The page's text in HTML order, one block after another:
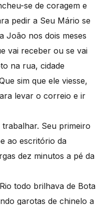
se de coragem e
pedir a Seu Mário se
João nos dois meses
vai receber ou se vai
na rua, cidade
sim que ele viesse,
levar o correio e ir
Seu primeiro
ao escritório da
dez minutos a pé da
todo brilhava de Bota
garotas de chinelo a